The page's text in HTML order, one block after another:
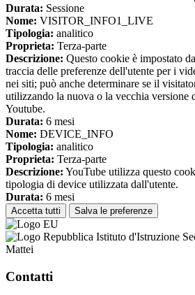
Durata: Sessione
Nome: VISITOR_INFO1_LIVE
Tipologia: analitico
Proprieta: Terza-parte
Descrizione: Questo cookie è impostato
traccia delle preferenze dell'utente per i
nei siti; può anche determinare se il
utilizzando la nuova o la vecchia versione
Youtube.
Durata: 6 mesi
Nome: DEVICE_INFO
Tipologia: analitico
Proprieta: Terza-parte
Descrizione: YouTube utilizza questo
tipologia di device utilizzata dall'utente.
Durata: 6 mesi
Accetta tutti Salva le preferenze
Istituto d'Istruzione
Mattei
Contatti